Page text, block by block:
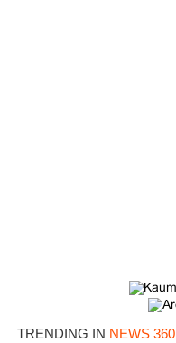
TRENDING IN NEWS 360